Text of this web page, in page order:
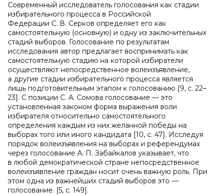
Современный исследователь голосования как стадии
избирательного процесса в Российской
Федерации С. В. Серков определяет его как
самостоятельную (основную) и одну из заключительных
стадий выборов. Голосование по результатам
исследования автор предлагает воспринимать как
самостоятельную стадию на которой избиратели
осуществляют непосредственное волеизъявление,
а другие стадии избирательного процесса является
лишь подготовительным этапом к голосованию [9, с. 22–
23]. С позиции С. А. Сомова голосование — это
установленная законом форма выражения воли
избирателя относительно самостоятельного
определения каждым из них желанной победы на
выборах того или иного кандидата [10, с. 47]. Исследуя
порядок волеизъявления на выборах и референдумах
через голосование А. П. Забайкалов указывает, что
в любой демократической стране непосредственное
волеизъявление граждан носит очень важную роль. При
этом одна из важнейших стадий выборов это —
голосование. [5, с. 149].